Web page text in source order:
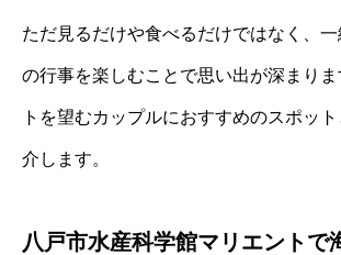
ただ見るだけや食べるだけではなく、
の行事を楽しむことで思い出が深まり
トを望むカップルにおすすめのスポッ
介します。
八戸市水産科学館マリエントで